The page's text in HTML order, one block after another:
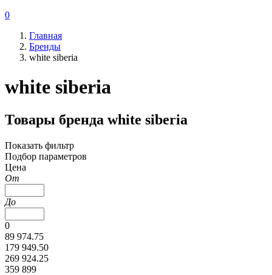
0
Главная
Бренды
white siberia
white siberia
Товары бренда white siberia
Показать фильтр
Подбор параметров
Цена
От
До
0
89 974.75
179 949.50
269 924.25
359 899